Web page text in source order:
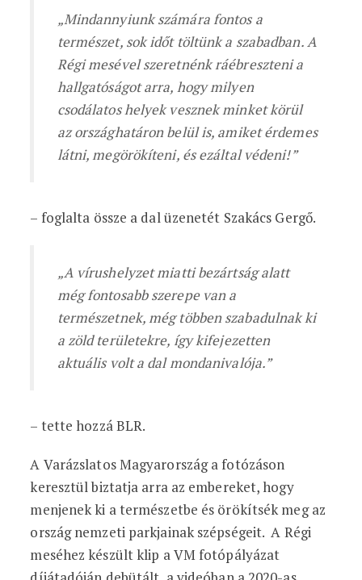
„Mindannyiunk számára fontos a
természet, sok időt töltünk a szabadban. A
Régi mesével szeretnénk ráébreszteni a
hallgatóságot arra, hogy milyen
csodálatos helyek vesznek minket körül
az országhatáron belül is, amiket érdemes
látni, megörökíteni, és ezáltal védeni!”
– foglalta össze a dal üzenetét Szakács Gergő.
„A vírushelyzet miatti bezártság alatt
még fontosabb szerepe van a
természetnek, még többen szabadulnak ki
a zöld területekre, így kifejezetten
aktuális volt a dal mondanivalója.”
– tette hozzá BLR.
A Varázslatos Magyarország a fotózáson
keresztül biztatja arra az embereket, hogy
menjenek ki a természetbe és örökítsék meg az
ország nemzeti parkjainak szépségeit. A Régi
meséhez készült klip a VM fotópályázat